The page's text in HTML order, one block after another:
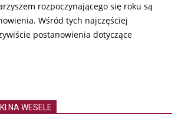
rozpoczynającego się roku są
Wśród tych najczęściej
postanowienia dotyczące
NA WESELE